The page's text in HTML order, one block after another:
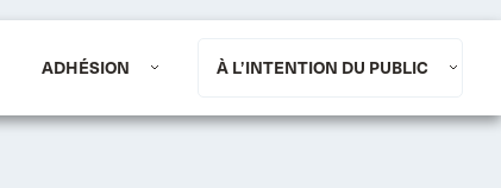
ADHÉSION À L’INTENTION DU PUBLIC